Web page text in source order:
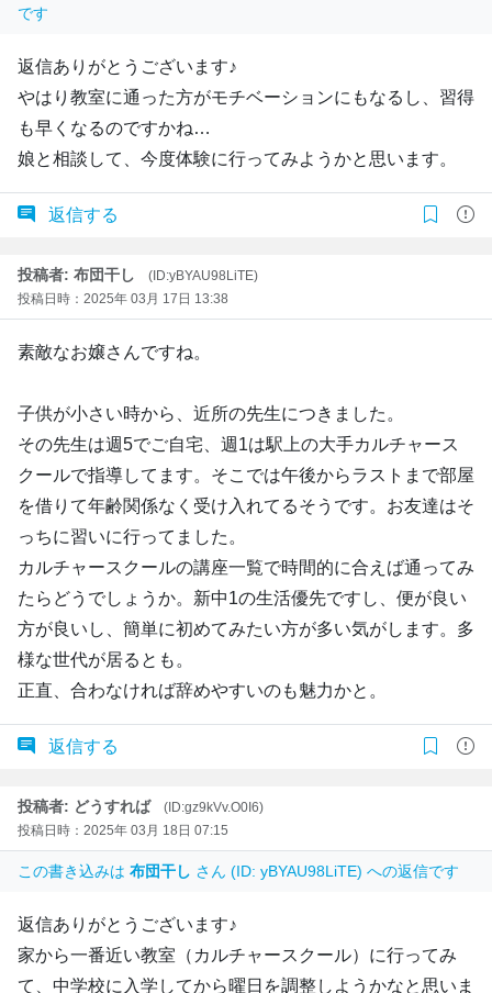
です
返信ありがとうございます♪
やはり教室に通った方がモチベーションにもなるし、習得
も早くなるのですかね…
娘と相談して、今度体験に行ってみようかと思います。
返信する
投稿者: 布団干し
(ID:yBYAU98LiTE)
投稿日時：2025年 03月 17日 13:38
素敵なお嬢さんですね。
子供が小さい時から、近所の先生につきました。
その先生は週5でご自宅、週1は駅上の大手カルチャース
クールで指導してます。そこでは午後からラストまで部屋
を借りて年齢関係なく受け入れてるそうです。お友達はそ
っちに習いに行ってました。
カルチャースクールの講座一覧で時間的に合えば通ってみ
たらどうでしょうか。新中1の生活優先ですし、便が良い
方が良いし、簡単に初めてみたい方が多い気がします。多
様な世代が居るとも。
正直、合わなければ辞めやすいのも魅力かと。
返信する
投稿者: どうすれば
(ID:gz9kVv.O0I6)
投稿日時：2025年 03月 18日 07:15
この書き込みは 布団干し さん (ID: yBYAU98LiTE) への返信です
返信ありがとうございます♪
家から一番近い教室（カルチャースクール）に行ってみ
て、中学校に入学してから曜日を調整しようかなと思いま